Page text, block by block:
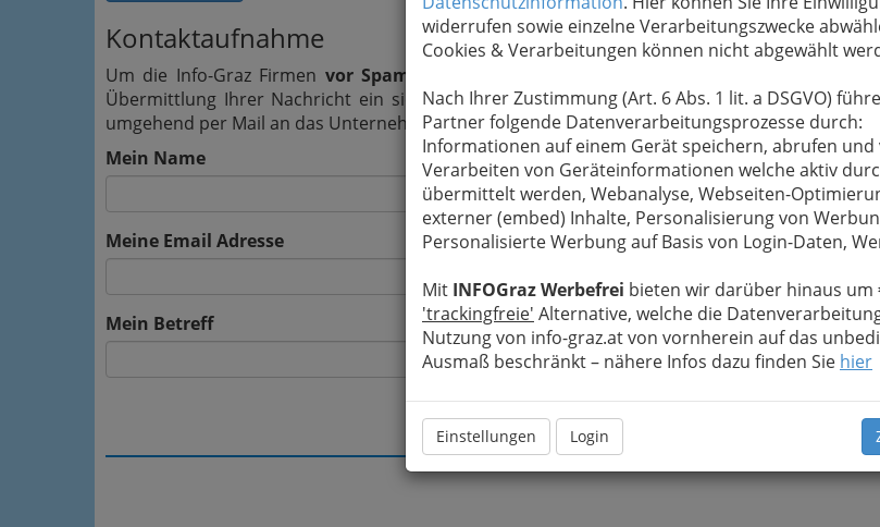
widerrufen sowie einzelne Verarbeitungszwecke
Cookies & Verarbeitungen können nicht abgewählt
Nach Ihrer Zustimmung (Art. 6 Abs. 1 lit. a DSGVO)
Partner folgende Datenverarbeitungsprozesse durch:
Informationen auf einem Gerät speichern, abrufen
Verarbeiten von Geräteinformationen welche aktiv
übermittelt werden, Webanalyse, Webseiten-
externer (embed) Inhalte, Personalisierung von
Personalisierte Werbung auf Basis von Login-Daten,
Mit INFOGraz Werbefrei bieten wir darüber hinaus um
'trackingfreie' Alternative, welche die
Nutzung von info-graz.at von vornherein auf das
Ausmaß beschränkt – nähere Infos dazu finden Sie hier
Einstellungen Login
Kontaktaufnahme
Um die Info-Graz Firmen vor Spam-Mails zu bewahren
Übermittlung Ihrer Nachricht ein sicheres Formular. Ihre Nachricht wird nach dem
umgehend per Mail an das Unternehmen Aquarium Graz weitergeleitet.
Mein Name
Meine Email Adresse
Mein Betreff
Meine Nachricht
Meine Nachricht